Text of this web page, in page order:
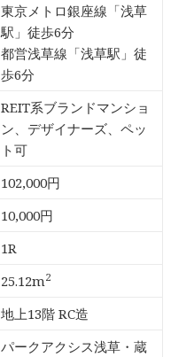
東京メトロ銀座線「浅草
駅」徒歩6分
都営浅草線「浅草駅」徒
歩6分
REIT系ブランドマンショ
ン、デザイナーズ、ペッ
ト可
102,000円
10,000円
1R
25.12m2
地上13階 RC造
パークアクシス浅草・蔵